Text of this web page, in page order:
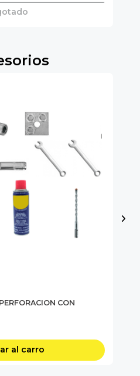
CON
al carro